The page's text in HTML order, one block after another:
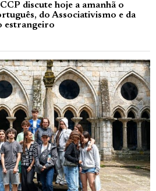
discute hoje a amanhã o
do Associativismo e da
estrangeiro